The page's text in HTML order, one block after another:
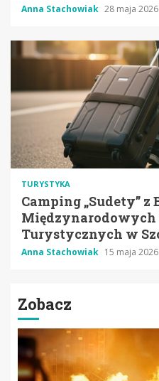
Anna Stachowiak 28 maja 2026
TURYSTYKA
Camping „Sudety”
Międzynarodowych
Turystycznych w
Anna Stachowiak 15 maja 2026
Zobacz